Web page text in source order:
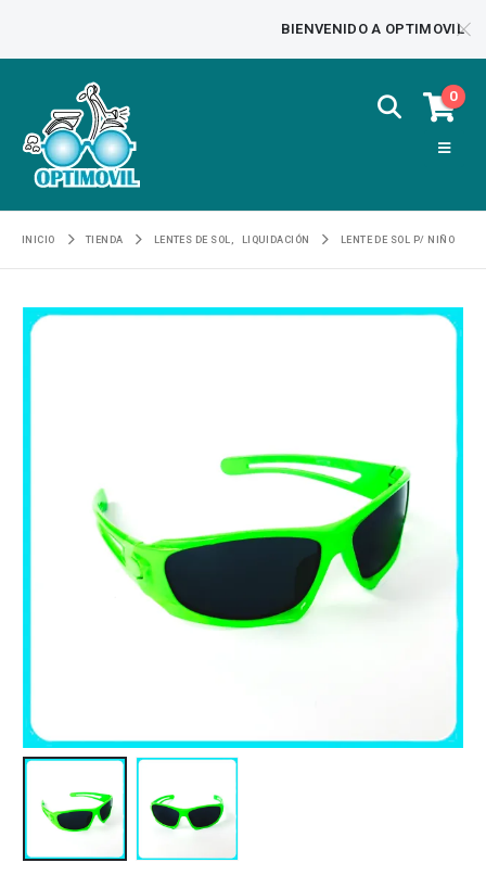
BIENVENIDO A OPTIMOVIL
0
INICIO TIENDA LENTES DE SOL LIQUIDACIÓN LENTE DE SOL P/ NIÑO